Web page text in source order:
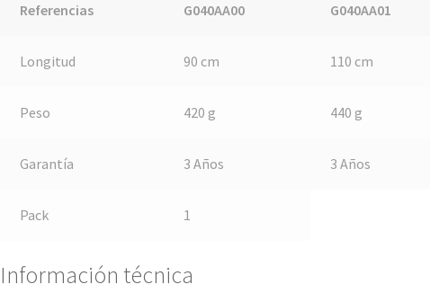
Referencias G040AA00 G040AA01
Longitud 90 cm 110 cm
Peso 420 g 440 g
Garantía 3 Años 3 Años
Pack 1
Información técnica